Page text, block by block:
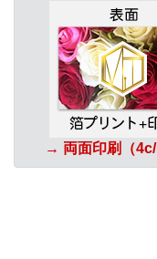
→ 両面印刷（